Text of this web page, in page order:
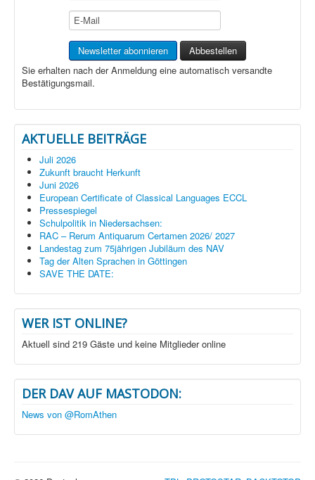
Sie erhalten nach der Anmeldung eine automatisch versandte
Bestätigungsmail.
AKTUELLE BEITRÄGE
Juli 2026
Zukunft braucht Herkunft
Juni 2026
European Certificate of Classical Languages ECCL
Pressespiegel
Schulpolitik in Niedersachsen:
RAC – Rerum Antiquarum Certamen 2026/ 2027
Landestag zum 75jährigen Jubiläum des NAV
Tag der Alten Sprachen in Göttingen
SAVE THE DATE:
WER IST ONLINE?
Aktuell sind 219 Gäste und keine Mitglieder online
DER DAV AUF MASTODON:
News von @RomAthen